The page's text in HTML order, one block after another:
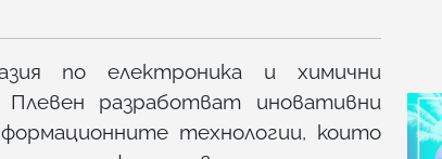
по електроника и химични
разработват иновативни
технологии, които